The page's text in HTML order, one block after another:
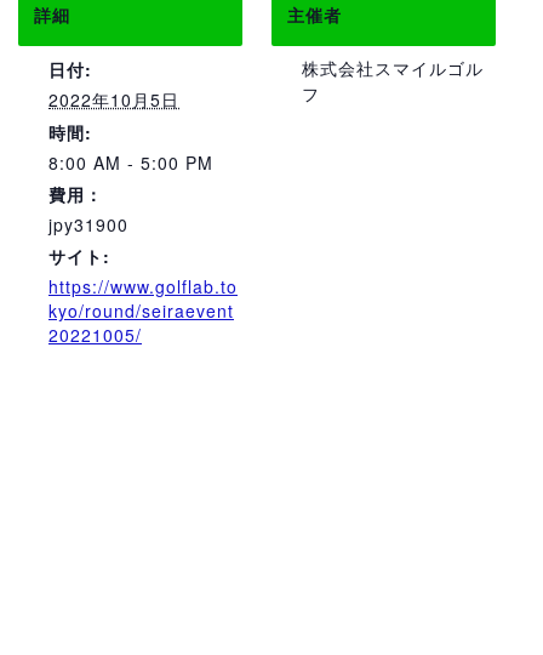
詳細
日付:
2022年10月5日
時間:
8:00 AM - 5:00 PM
費用：
jpy31900
サイト:
https://www.golflab.to
kyo/round/seiraevent
20221005/
主催者
株式会社スマイルゴル
フ